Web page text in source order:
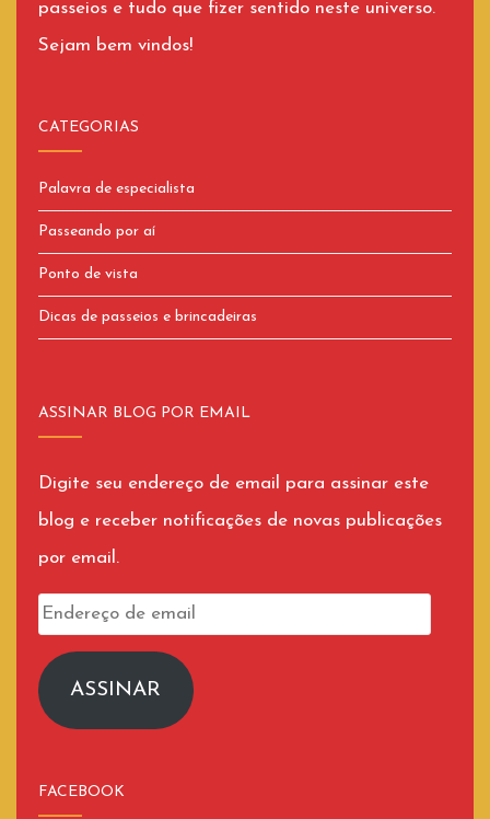
passeios e tudo que fizer sentido neste universo.
Sejam bem vindos!
CATEGORIAS
Palavra de especialista
Passeando por aí
Ponto de vista
Dicas de passeios e brincadeiras
ASSINAR BLOG POR EMAIL
Digite seu endereço de email para assinar este
blog e receber notificações de novas publicações
por email.
Endereço
emailASSINAR
FACEBOOK